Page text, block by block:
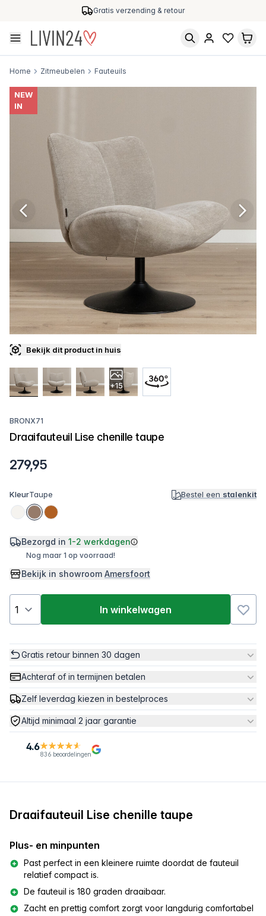
Gratis verzending & retour
Home Zitmeubelen Fauteuils
NEW
IN
Bekijk dit product in huis
+15
BRONX71
Draaifauteuil Lise chenille taupe
279,95
KleurTaupe Bestel een stalenkit
Bezorgd in 1-2 werkdagen
Nog maar 1 op voorraad!
Bekijk in showroom Amersfoort
In winkelwagen
Gratis retour binnen 30 dagen
Achteraf of in termijnen betalen
Zelf leverdag kiezen in bestelproces
Altijd minimaal 2 jaar garantie
4.6
836 beoordelingen
Draaifauteuil Lise chenille taupe
Plus- en minpunten
Past perfect in een kleinere ruimte doordat de fauteuil
relatief compact is.
De fauteuil is 180 graden draaibaar.
Zacht en prettig comfort zorgt voor langdurig comfortabel